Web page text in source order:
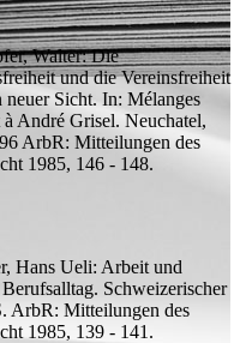
Walter: Die
und die Vereinsfreiheit
Sicht. In: Mélanges
André Grisel. Neuchatel,
ArbR: Mitteilungen des
1985, 146 - 148.
Hans Ueli: Arbeit und
Schweizerischer
ArbR: Mitteilungen des
1985, 139 - 141.